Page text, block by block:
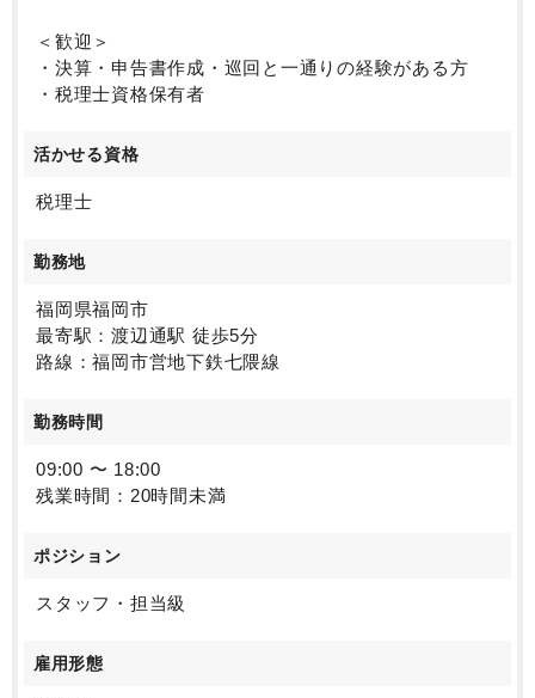
＜歓迎＞
・決算・申告書作成・巡回と一通りの経験がある方
・税理士資格保有者
活かせる資格
税理士
勤務地
福岡県福岡市
最寄駅：渡辺通駅 徒歩5分
路線：福岡市営地下鉄七隈線
勤務時間
09:00 〜 18:00
残業時間：20時間未満
ポジション
スタッフ・担当級
雇用形態